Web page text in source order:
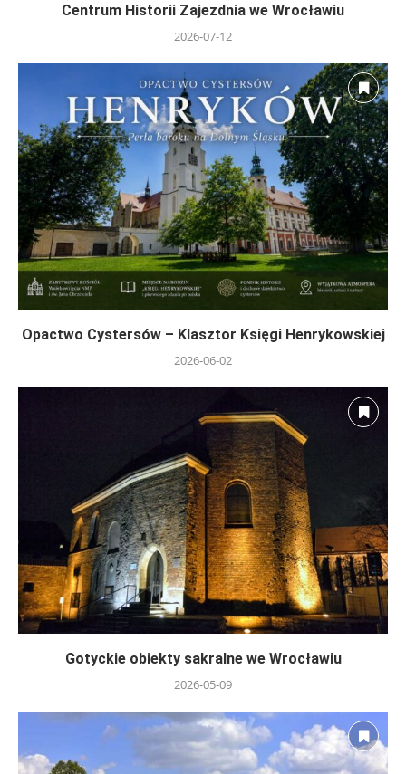
Centrum Historii Zajezdnia we Wrocławiu
2026-07-12
Opactwo Cystersów – Klasztor Księgi Henrykowskiej
2026-06-02
Gotyckie obiekty sakralne we Wrocławiu
2026-05-09